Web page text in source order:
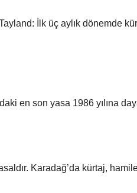
İlk üç aylık dönemde
en son yasa 1986 yılına
Karadağ’da kürtaj,